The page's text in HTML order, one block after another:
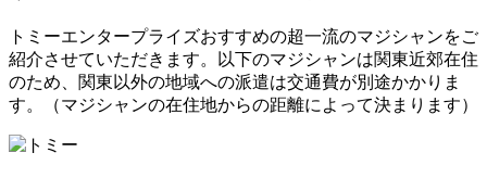
トミーエンタープライズおすすめの超一流のマジシャンをご
紹介させていただきます。以下のマジシャンは関東近郊在住
のため、関東以外の地域への派遣は交通費が別途かかりま
す。（マジシャンの在住地からの距離によって決まります）